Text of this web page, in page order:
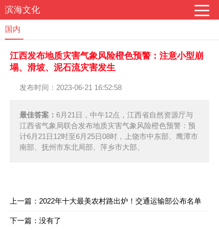
滨海文化
国内
江西发布地质灾害气象风险橙色预警：注意小型崩
塌、滑坡、泥石流灾害发生
发布时间：2023-06-21 16:52:58
最佳答案： 6月21日，中午12点，江西省自然资源厅与
江西省气象局联合发布地质灾害气象风险橙色预警：预
计6月21日12时至6月25日08时，上饶市中东部、鹰潭市
南部、抚州市东北局部、萍乡市大部、
上一篇： 2022年十大最美农村路出炉！交通运输部公布名单
下一篇：没有了